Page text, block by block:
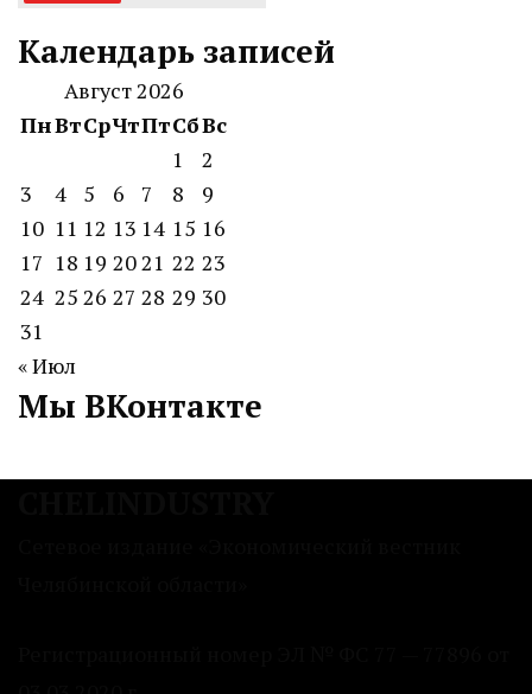
Календарь записей
Август 2026
ПнВтСрЧтПтСбВс
1
2
3
4 5 6 7 8
9
10 11 12 13 14 15 16
17 18 19 20 21 22 23
24 25 26 27 28 29 30
31
« Июл
Мы ВКонтакте